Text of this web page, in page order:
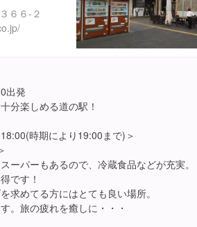
６６-２
出発
分楽しめる道の駅！
時期により19:00まで)＞
ーパーもあるので、冷蔵食品などが充実。
です！
求めてる方にはとても良い場所。
。旅の疲れを癒しに・・・